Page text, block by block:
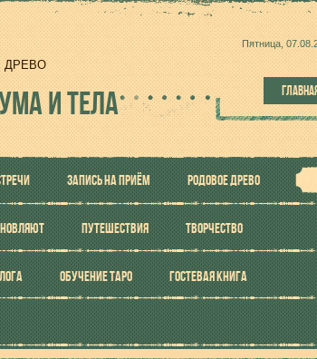
ДРЕВО
И ТЕЛА
Пятница,
ГЛАВНАЯ
ЗАПИСЬ НА ПРИЁМ РОДОВОЕ ДРЕВО
ПУТЕШЕСТВИЯ ТВОРЧЕСТВО
ОБУЧЕНИЕ ТАРО ГОСТЕВАЯ КНИГА